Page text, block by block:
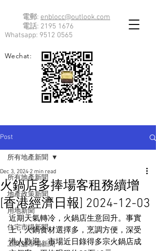
電郵: enblocc@outlook.com
電話: 2195 1676
Whatsapp: 9512 0565
Wechat:
Post
所有地產新聞
地產政策新聞
用地新聞
住宅市場新聞
工商舖市場新聞
所有地產新聞
火鍋店多捧場客租務續增
[香港經濟日報] 2024-12-03
Dec 3, 2024 2 min read
近期天氣轉冷，火鍋店生意回升。事實
上，火鍋食材選擇多，烹調方便，深受
港人歡迎。市場近日錄得多宗火鍋店成